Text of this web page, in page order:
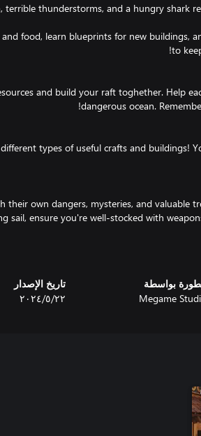
terrible thunderstorms, and a hungry shark
and food, learn blueprints for new buildings,
and build your raft toghether. Help
types of useful crafts and buildings!
their own dangers, mysteries, and valuable
بواسطة
Megame
تاريخ الإصدار
٢٢‏/٥‏/٢٠٢٤